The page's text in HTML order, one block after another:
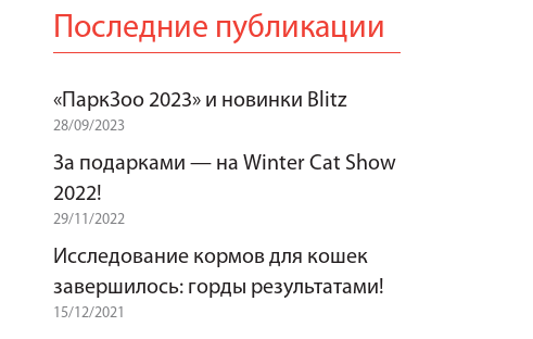
Последние публикации
«ПаркЗоо 2023» и новинки Blitz
28/09/2023
За подарками — на Winter Cat Show
2022!
29/11/2022
Исследование кормов для кошек
завершилось: горды результатами!
15/12/2021